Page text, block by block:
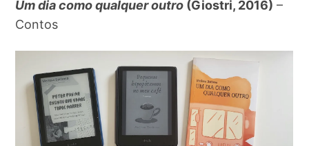
Um dia como qualquer outro (Giostri, 2016) –
Contos